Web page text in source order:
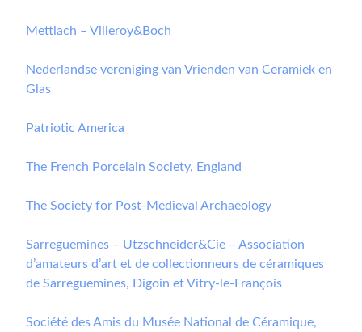
Mettlach – Villeroy&Boch
Nederlandse vereniging van Vrienden van Ceramiek en
Glas
Patriotic America
The French Porcelain Society, England
The Society for Post-Medieval Archaeology
Sarreguemines – Utzschneider&Cie – Association
d’amateurs d’art et de collectionneurs de céramiques
de Sarreguemines, Digoin et Vitry-le-François
Société des Amis du Musée National de Céramique,